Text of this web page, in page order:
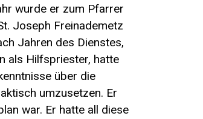
wurde er zum Pfarrer
Joseph Freinademetz
Jahren des Dienstes,
als Hilfspriester, hatte
über die
umzusetzen. Er
war. Er hatte all diese